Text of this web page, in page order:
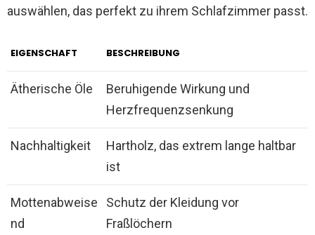
auswählen, das perfekt zu ihrem Schlafzimmer passt.
EIGENSCHAFT BESCHREIBUNG
Ätherische Öle
Beruhigende Wirkung und
Herzfrequenzsenkung
Nachhaltigkeit
Hartholz, das extrem lange haltbar
ist
Mottenabweise
nd
Schutz der Kleidung vor
Fraßlöchern